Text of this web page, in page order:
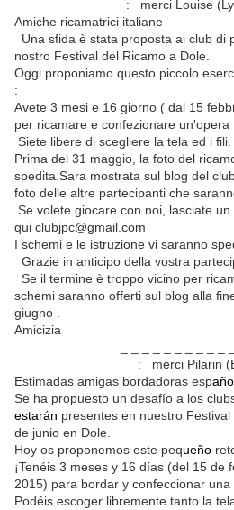
: merci Louise
Amiche ricamatrici italiane
Una sfida è stata proposta ai club di
nostro Festival del Ricamo a Dole.
Oggi proponiamo questo piccolo
:
Avete 3 mesi e 16 giorno ( dal 15
per ricamare e confezionare un'opera
Siete libere di scegliere la tela ed i fili.
Prima del 31 maggio, la foto del
spedita.Sara mostrata sul blog del
foto delle altre partecipanti che
Se volete giocare con noi, lasciate
qui clubjpc@gmail.com
I schemi e le istruzione vi saranno
Grazie in anticipo della vostra
Se il termine è troppo vicino per
schemi saranno offerti sul blog alla
giugno .
Amicizia
: merci Pilarin
Estimadas amigas bordadoras esp
Se ha propuesto un desafío a los
estarán presentes en nuestro
de junio en Dole.
Hoy os proponemos este pequeño
¡Tenéis 3 meses y 16 días (del 15 de
2015) para bordar y confeccionar una
Podéis escoger libremente tanto la